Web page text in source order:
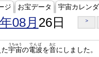
ジ お宝データ 宇宙カレン
08月 26日 >
た宇宙
うちゅう
の電波
でんぱ
を音
おと
にしました。